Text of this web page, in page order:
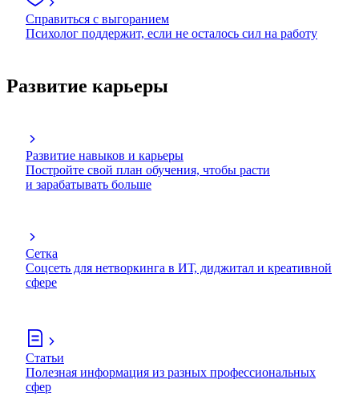
Справиться с выгоранием
Психолог поддержит, если не осталось сил на работу
Развитие карьеры
Развитие навыков и карьеры
Постройте свой план обучения, чтобы расти
и зарабатывать больше
Сетка
Соцсеть для нетворкинга в ИТ, диджитал и креативной
сфере
Статьи
Полезная информация из разных профессиональных
сфер